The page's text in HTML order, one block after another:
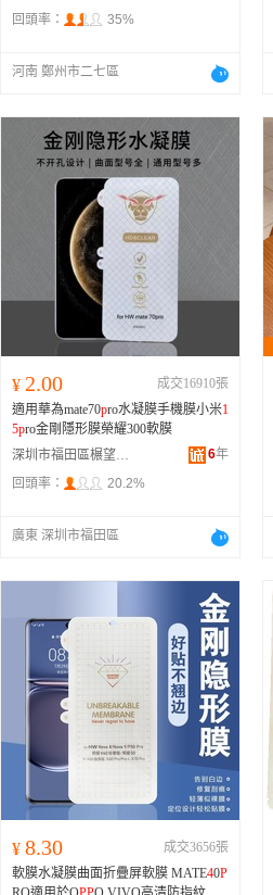
回頭率：
35%
河南 鄭州市二七區
¥ 2.00
成交16910張
適用華為mate70pro水凝膜手機膜小米1
5pro金剛隱形膜榮耀300軟膜
深圳市福田區榐望電子商行
6年
回頭率：
20.2%
廣東 深圳市福田區
¥ 8.30
成交3656張
軟膜水凝膜曲面折疊屏軟膜 MATE40P